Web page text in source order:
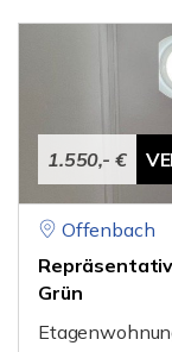
1.550,- €
Offenbach
Grün